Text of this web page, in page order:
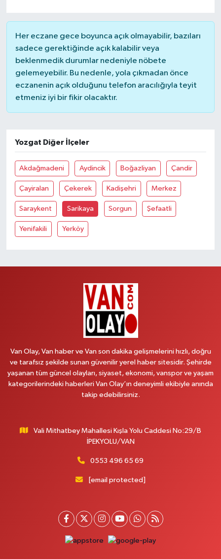
Her eczane gece boyunca açık olmayabilir, bazıları
sadece gerektiğinde açık kalabilir veya
beklenmedik durumlar nedeniyle nöbete
gelemeyebilir. Bu nedenle, yola çıkmadan önce
eczanenin açık olduğunu telefon aracılığıyla teyit
etmeniz iyi bir fikir olacaktır.
Yozgat Diğer İlçeler
Akdağmadeni Aydincik Boğazliyan Çandir
Çayiralan Çekerek Kadişehri Merkez
Saraykent Sarikaya Sorgun Şefaatli
Yenifakili Yerköy
Van Olay, Van haber ve Van son dakika gelişmelerini hızlı, doğru
ve tarafsız şekilde sunan güvenilir yerel haber sitesidir. Şehirde
yaşanan tüm güncel olayları, siyaset, ekonomi, vanspor ve yaşam
kategorilerindeki haberleri Van Olay’ın deneyimli ekibiyle anında
takip edebilirsiniz.
Vali Mithatbey Mahallesi Kışla Yolu Caddesi No:29/B
İPEKYOLU/VAN
0553 496 65 69
[email protected]